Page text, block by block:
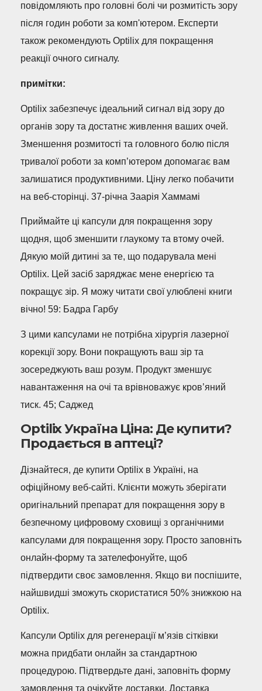
повідомляють про головні болі чи розмитість зору
після годин роботи за комп'ютером. Експерти
також рекомендують Optilix для покращення
реакції очного сигналу.
примітки:
Optilix забезпечує ідеальний сигнал від зору до
органів зору та достатнє живлення ваших очей.
Зменшення розмитості та головного болю після
тривалої роботи за комп’ютером допомагає вам
залишатися продуктивними. Ціну легко побачити
на веб-сторінці. 37-річна Заарія Хаммамі
Приймайте ці капсули для покращення зору
щодня, щоб зменшити глаукому та втому очей.
Дякую моїй дитині за те, що подарувала мені
Optilix. Цей засіб заряджає мене енергією та
покращує зір. Я можу читати свої улюблені книги
вічно! 59: Бадра Гарбу
З цими капсулами не потрібна хірургія лазерної
корекції зору. Вони покращують ваш зір та
зосереджують ваш розум. Продукт зменшує
навантаження на очі та врівноважує кров’яний
тиск. 45; Саджед
Optilix Україна Ціна: Де купити?
Продається в аптеці?
Дізнайтеся, де купити Optilix в Україні, на
офіційному веб-сайті. Клієнти можуть зберігати
оригінальний препарат для покращення зору в
безпечному цифровому сховищі з органічними
капсулами для покращення зору. Просто заповніть
онлайн-форму та зателефонуйте, щоб
підтвердити своє замовлення. Якщо ви поспішите,
найшвидші зможуть скористатися 50% знижкою на
Optilix.
Капсули Optilix для регенерації м’язів сітківки
можна придбати онлайн за стандартною
процедурою. Підтвердьте дані, заповніть форму
замовлення та очікуйте доставки. Доставка